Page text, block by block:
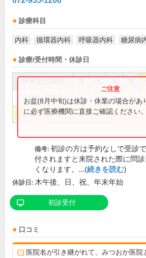
診療科目
内科 循環器内科 呼吸器内科 糖尿病
診療/受付時間・休診日
9:00～12:00 ● ● ● ●
17:00～19:00 ● ● ●
お盆(8月中旬)は休診・休業の場合があ
に必ず医療機関に直接ご確認ください。
備考: 初診の方は予約なしで受診
付されますと来院された際に問
くなります。...(続きを読む)
休診日: 木午後、日、祝、年末年始
初診受付
口コミ
医院名が引き継がれて、みつおか医院